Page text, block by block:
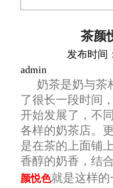
茶颜
发布时间
admin
奶茶是奶与茶
了很长一段时间
开始发展了，不
各样的奶茶店。
是在茶的上面铺
香醇的奶香，结
颜悦色就是这样